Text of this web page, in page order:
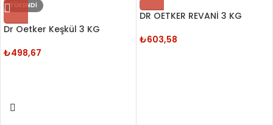
TÜKENDI
Dr Oetker Keşkül 3 KG
₺498,67
DR OETKER REVANİ 3 KG
₺603,58